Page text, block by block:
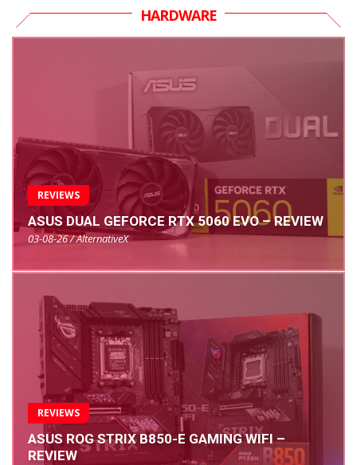
HARDWARE
REVIEWS
ASUS DUAL GEFORCE RTX 5060 EVO – REVIEW
03-08-26 / AlternativeX
REVIEWS
ASUS ROG STRIX B850-E GAMING WIFI –
REVIEW